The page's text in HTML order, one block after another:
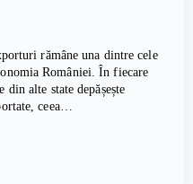
rămâne una dintre cele
României. În fiecare
din alte state depășește
ceea…